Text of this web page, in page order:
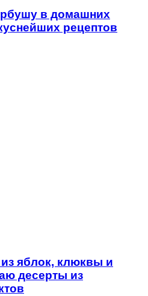
в домашних
рецептов
яблок, клюквы и
десерты из